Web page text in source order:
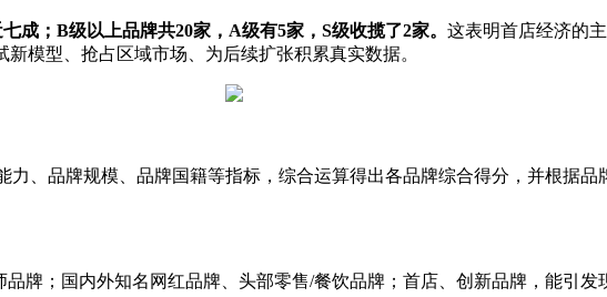
成；B级以上品牌共20家， A级有5家， S级收揽了2家。 这表明首店经济的
模型、抢占区域市场、为后续扩张积累真实数据。
、品牌规模、品牌国籍等指标，综合运算得出各品牌综合得分，并根据
牌；国内外知名网红品牌、头部零售/餐饮品牌；首店、创新品牌，能引发